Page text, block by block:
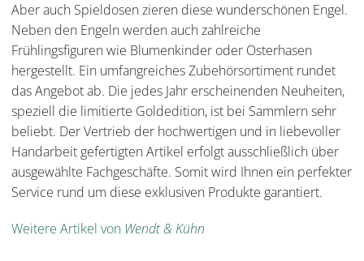
Aber auch Spieldosen zieren diese wunderschönen Engel.
Neben den Engeln werden auch zahlreiche
Frühlingsfiguren wie Blumenkinder oder Osterhasen
hergestellt. Ein umfangreiches Zubehörsortiment rundet
das Angebot ab. Die jedes Jahr erscheinenden Neuheiten,
speziell die limitierte Goldedition, ist bei Sammlern sehr
beliebt. Der Vertrieb der hochwertigen und in liebevoller
Handarbeit gefertigten Artikel erfolgt ausschließlich über
ausgewählte Fachgeschäfte. Somit wird Ihnen ein perfekter
Service rund um diese exklusiven Produkte garantiert.
Weitere Artikel von Wendt & Kühn